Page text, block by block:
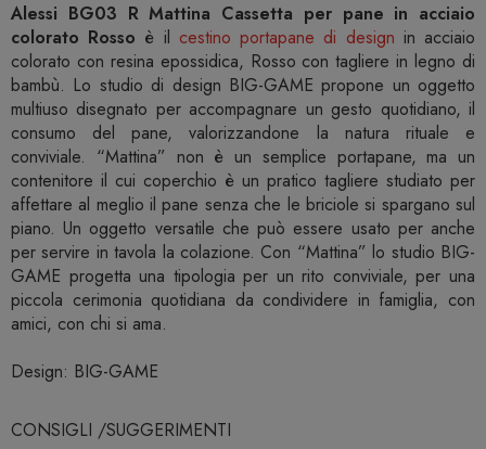
Alessi BG03 R Mattina Cassetta per pane in acciaio
colorato Rosso è il cestino portapane di design in acciaio
colorato con resina epossidica, Rosso con tagliere in legno di
bambù. Lo studio di design BIG-GAME propone un oggetto
multiuso disegnato per accompagnare un gesto quotidiano, il
consumo del pane, valorizzandone la natura rituale e
conviviale. “Mattina” non è un semplice portapane, ma un
contenitore il cui coperchio è un pratico tagliere studiato per
affettare al meglio il pane senza che le briciole si spargano sul
piano. Un oggetto versatile che può essere usato per anche
per servire in tavola la colazione. Con “Mattina” lo studio BIG-
GAME progetta una tipologia per un rito conviviale, per una
piccola cerimonia quotidiana da condividere in famiglia, con
amici, con chi si ama.
Design: BIG-GAME
CONSIGLI /SUGGERIMENTI